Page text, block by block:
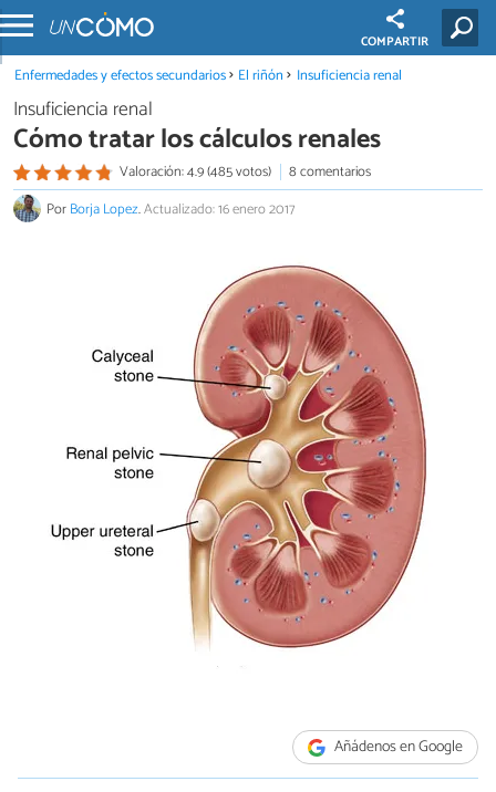
COMPARTIR
Enfermedades y efectos secundarios El riñón Insuficiencia renal
Insuficiencia renal
Cómo tratar los cálculos renales
Valoración: 4.9 (485 votos)
8 comentarios
PorBorja Lopez.Actualizado: 16 enero 2017
Añádenos en Google